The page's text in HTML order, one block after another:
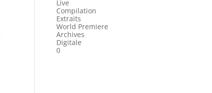
Live
Compilation
Extraits
World Premiere
Archives
Digitale
0